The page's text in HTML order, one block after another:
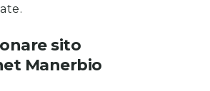
sito
Manerbio